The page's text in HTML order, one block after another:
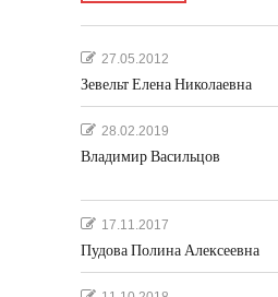
27.05.2012
Зевельт Елена Николаевна
28.02.2019
Владимир Васильцов
17.11.2017
Пудова Полина Алексеевна